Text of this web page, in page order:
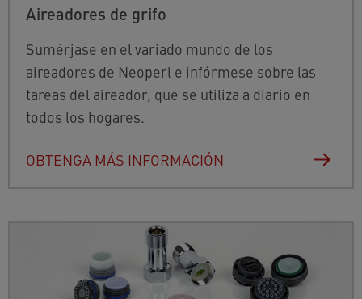
Aireadores de grifo
Sumérjase en el variado mundo de los
aireadores de Neoperl e infórmese sobre las
tareas del aireador, que se utiliza a diario en
todos los hogares.
OBTENGA MÁS INFORMACIÓN